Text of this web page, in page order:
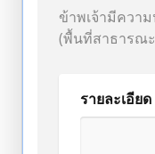
ข้าพเจ้ามีควา
(พื้นที่สาธารณะ
รายละเอียด